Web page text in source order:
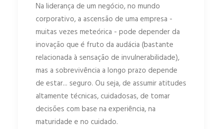
Na liderança de um negócio, no mundo
corporativo, a ascensão de uma empresa -
muitas vezes meteórica - pode depender da
inovação que é fruto da audácia (bastante
relacionada à sensação de invulnerabilidade),
mas a sobrevivência a longo prazo depende
de estar... seguro. Ou seja, de assumir atitudes
altamente técnicas, cuidadosas, de tomar
decisões com base na experiência, na
maturidade e no cuidado.